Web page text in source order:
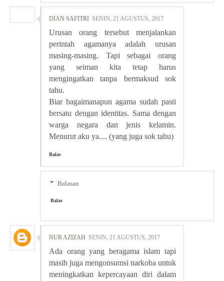
DIAN SAFITRI SENIN, 21 AGUSTUS, 2017
Urusan orang tersebut menjalankan
perintah agamanya adalah urusan
masing-masing. Tapi sebagai orang
yang seiman kita tetap harus
mengingatkan tanpa bermaksud sok
tahu.
Biar bagaimanapun agama sudah pasti
bersatu dengan identitas. Sama dengan
warga negara dan jenis kelamin.
Menurut aku ya.... (yang juga sok tahu)
Balas
Balasan
Balas
NUR AZIZAH SENIN, 21 AGUSTUS, 2017
Ada orang yang beragama islam tapi
masih juga mengonsumsi narkoba untuk
meningkatkan kepercayaan diri dalam